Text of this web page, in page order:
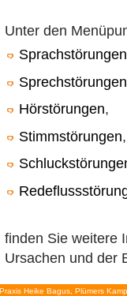
Unter den
Sprachstörungen
Sprechstörungen
Hörstörungen,
Stimmstörungen,
finden Sie weitere
Ursachen und der
Heike Bagus, Plümers